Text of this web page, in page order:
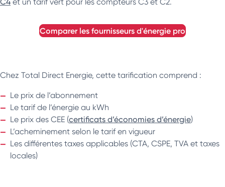
comparer les fournisseurs d'énergie pro
Chez Total Direct Energie, cette tarification comprend :
Le prix de l’abonnement
Le tarif de l’énergie au kWh
Le prix des CEE (certificats d’économies d’énergie)
L’acheminement selon le tarif en vigueur
Les différentes taxes applicables (CTA, CSPE, TVA et taxes
locales)